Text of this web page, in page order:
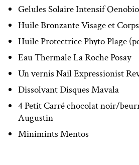
Gelules Solaire Intensif
Huile Bronzante Visage et
Huile Protectrice Phyto Plage
Eau Thermale La Roche Posay
Un vernis Nail Expressionist
Dissolvant Disques Mavala
4 Petit Carré chocolat noir/
Augustin
Minimints Mentos